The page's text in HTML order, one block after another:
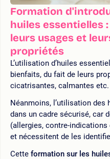
Formation
huiles essentielles
leurs usages et
propriétés
L’utilisation d’huiles
bienfaits, du fait de leurs
cicatrisantes, calmantes etc.
Néanmoins, l’utilisation
dans un cadre sécurisé, car
(allergies, contre-
et nécessitent de les
Cette formation sur les